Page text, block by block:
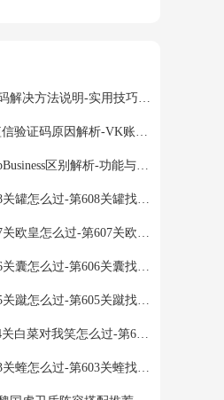
instagram收不到验证码解决方法说明-实用技巧详解
VK注册账号收不到短信验证码原因解析-VK账号注册问题解决方法
WhatsApp和WhatsAppBusiness区别解析-功能与定位详解
《天天拼词王》第608关罐怎么过-第608关罐找出32个常用字图文攻略
《天天拼词王》第607关欧皇怎么过-第607关欧皇找出24个常用字图文攻略
《天天拼词王》第606关囊怎么过-第606关囊找出21个常用字图文攻略
《天天拼词王》第605关蹴怎么过-第605关蹴找出26个常用字图文攻略
《天天拼词王》第604关白菜对我笑怎么过-第604关白菜对我笑找出31个常用字图文攻略
《天天拼词王》第603关蝰怎么过-第603关蝰找出32个常用字图文攻略